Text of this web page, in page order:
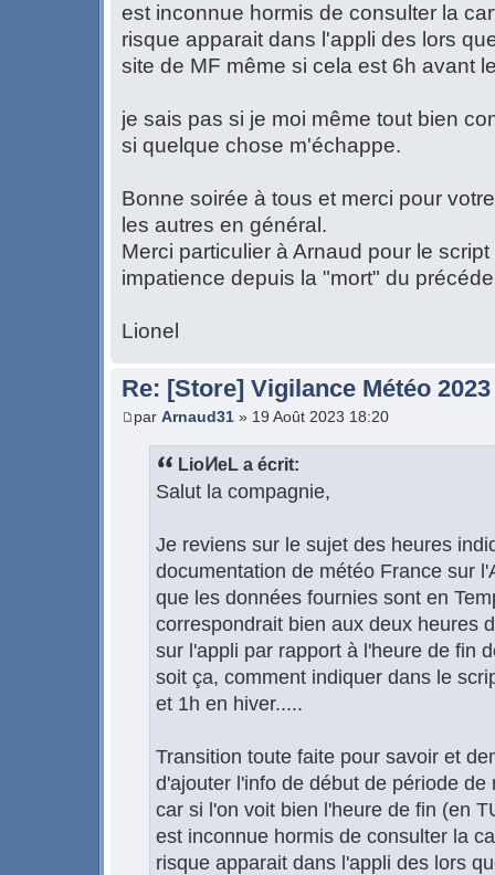
est inconnue hormis de consulter la
risque apparait dans l'appli des lors
site de MF même si cela est 6h avant
je sais pas si je moi même tout bien
si quelque chose m'échappe.
Bonne soirée à tous et merci pour
les autres en général.
Merci particulier à Arnaud pour le
impatience depuis la "mort" du
Lionel
Re: [Store] Vigilance Météo 2023
par Arnaud31 » 19 Août 2023 18:20
LioͶeL a écrit:
Salut la compagnie,
Je reviens sur le sujet des heures
documentation de météo France sur
que les données fournies sont en
correspondrait bien aux deux heures
sur l'appli par rapport à l'heure de fin
soit ça, comment indiquer dans le
et 1h en hiver.....
Transition toute faite pour savoir et
d'ajouter l'info de début de période
car si l'on voit bien l'heure de fin (en
est inconnue hormis de consulter la
risque apparait dans l'appli des lors